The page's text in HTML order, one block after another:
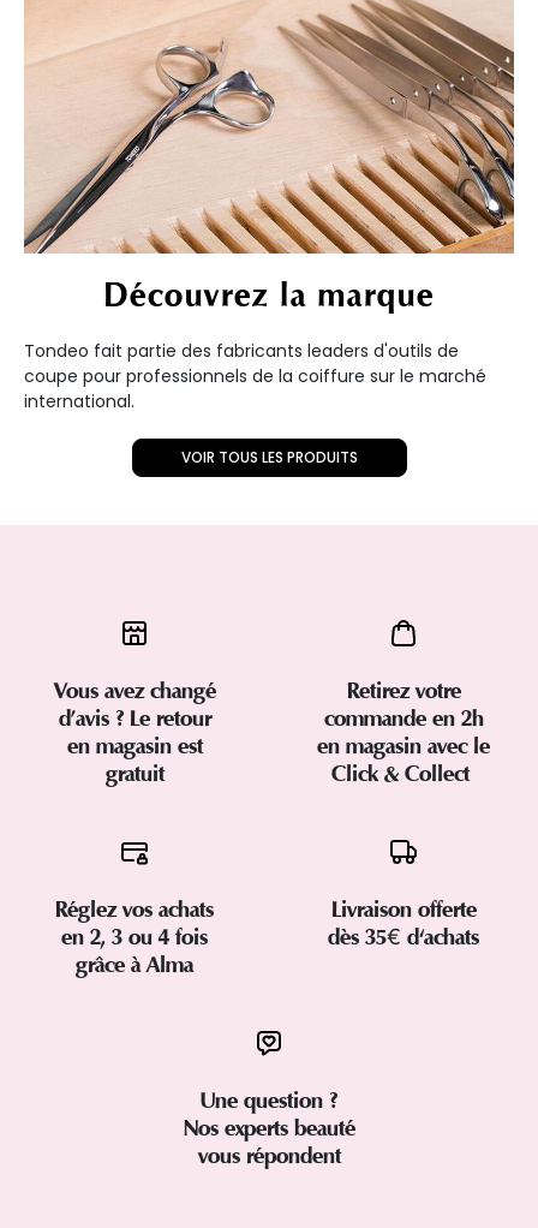
Découvrez la marque
Tondeo fait partie des fabricants leaders d'outils de
coupe pour professionnels de la coiffure sur le marché
international.
VOIR TOUS LES PRODUITS
Vous avez changé
d’avis ? Le retour
en magasin est
gratuit
Retirez votre
commande en 2h
en magasin avec le
Click & Collect
Réglez vos achats
en 2, 3 ou 4 fois
grâce à Alma
Livraison offerte
dès 35€ d'achats
Une question ?
Nos experts beauté
vous répondent